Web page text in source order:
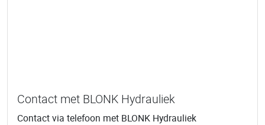
Contact met BLONK Hydrauliek
Contact via telefoon met BLONK Hydrauliek